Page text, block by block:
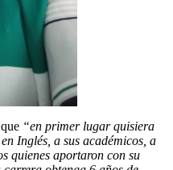
“en primer lugar quisiera
Inglés, a sus académicos, a
quienes aportaron con su